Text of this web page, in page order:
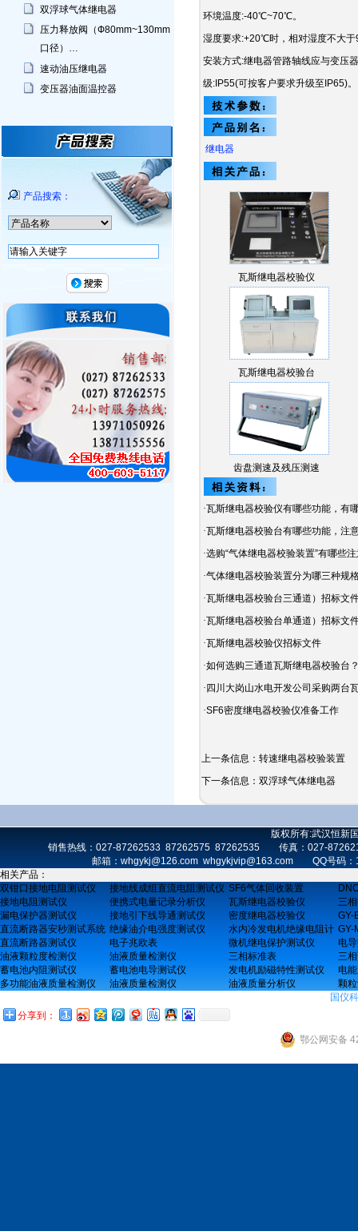
双浮球气体继电器
压力释放阀（Ф80mm~130mm
口径）…
速动油压继电器
变压器油面温控器
产品搜索：
环境温度:-40℃~70℃。
湿度要求:+20℃时，相对湿度不大
安装方式:继电器管路轴线应与变压
级:IP55(可按客户要求升级至IP65)。
继电器
瓦斯继电器校验仪
瓦斯继电器校验台
齿盘测速及残压测速
·瓦斯继电器校验仪有哪些功能，有
·瓦斯继电器校验台有哪些功能，注
·选购“气体继电器校验装置”有哪些
·气体继电器校验装置分为哪三种规
·瓦斯继电器校验台三通道）招标文
·瓦斯继电器校验台单通道）招标文
·瓦斯继电器校验仪招标文件
·如何选购三通道瓦斯继电器校验台
· 四川大岗山水电开发公司采购两台
·SF6密度继电器校验仪准备工作
上一条信息：转速继电器校验装置
下一条信息：双浮球气体继电器
版权所有:武汉恒新
销售热线：027-87262533 87262575 87262535 传真：027-
邮箱：whgykj@126.com whgykjvip@163.com QQ号码
相关产品：
双钳口接地电阻测试仪
接地线成组直流电阻测试仪 SF6气体回收装置
接地电阻测试仪
便携式电量记录分析仪 瓦斯继电器校验仪
三
漏电保护器测试仪
接地引下线导通测试仪 密度继电器校验仪
GY-
直流断路器安秒测试系统 绝缘油介电强度测试仪 水内冷发电机绝缘电阻计 GY-
直流断路器测试仪
电子兆欧表 微机继电保护测试仪
电
油液颗粒度检测仪
油液质量检测仪 三相标准表
三
蓄电池内阻测试仪
蓄电池电导测试仪 发电机励磁特性测试仪
电
多功能油液质量检测仪
油液质量检测仪 油液质量分析仪
颗
国仪
分享到：
鄂公网安备